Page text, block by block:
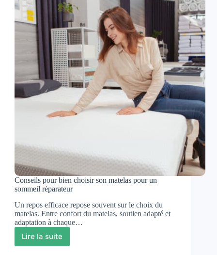
complet
son
espace
télétravail
Conseils pour bien choisir son matelas pour un
sommeil réparateur
Un repos efficace repose souvent sur le choix du
matelas. Entre confort du matelas, soutien adapté et
adaptation à chaque…
Lire la suite
Conseils
pour